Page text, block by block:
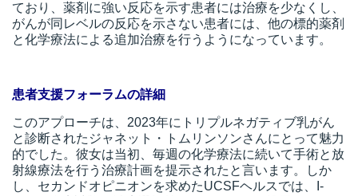
ており、薬剤に強い反応を示す患者には治療を少なくし、
がんが同レベルの反応を示さない患者には、他の標的薬剤
と化学療法による追加治療を行うようになっています。
患者支援フォーラムの詳細
このアプローチは、2023年にトリプルネガティブ乳がん
と診断された ジャネット・トムリンソンさんにとって魅力
的でした。彼女は当初、毎週の化学療法に続いて手術と放
射線療法を行う治療計画を提示されたと言います。しか
し、セカンドオピニオンを求めたUCSFヘルスでは、I-